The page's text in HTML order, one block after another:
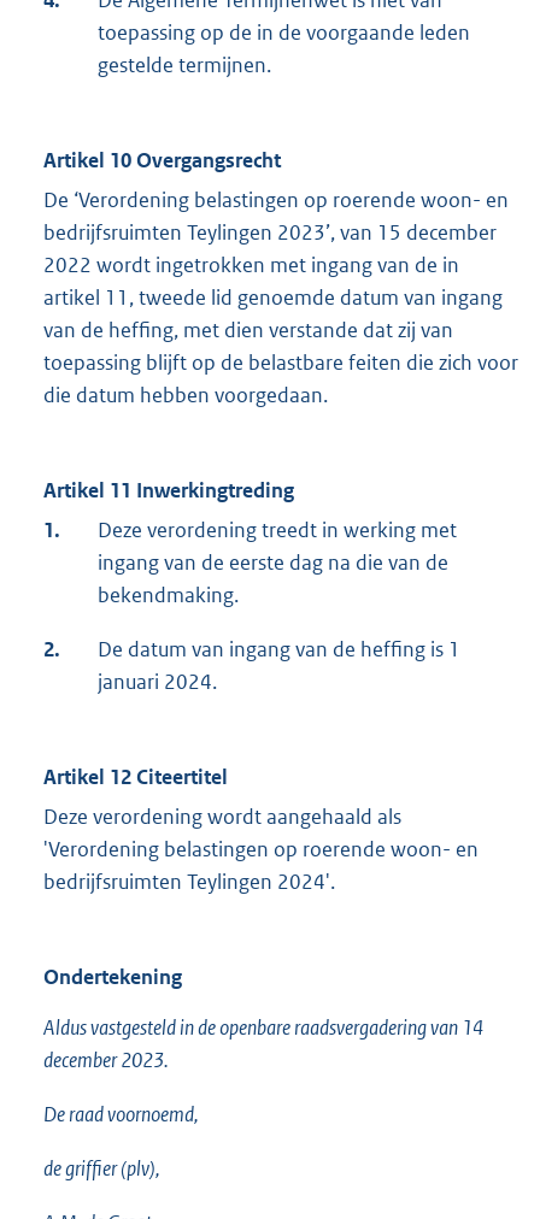
toepassing op de in de voorgaande leden
gestelde termijnen.
Artikel 10 Overgangsrecht
De ‘Verordening belastingen op roerende woon- en
bedrijfsruimten Teylingen 2023’, van 15 december
2022 wordt ingetrokken met ingang van de in
artikel 11, tweede lid genoemde datum van ingang
van de heffing, met dien verstande dat zij van
toepassing blijft op de belastbare feiten die zich voor
die datum hebben voorgedaan.
Artikel 11 Inwerkingtreding
1.
Deze verordening treedt in werking met
ingang van de eerste dag na die van de
bekendmaking.
2.
De datum van ingang van de heffing is 1
januari 2024.
Artikel 12 Citeertitel
Deze verordening wordt aangehaald als
'Verordening belastingen op roerende woon- en
bedrijfsruimten Teylingen 2024'.
Ondertekening
Aldus vastgesteld in de openbare raadsvergadering van 14
december 2023.
De raad voornoemd,
de griffier (plv),